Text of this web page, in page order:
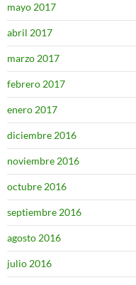
mayo 2017
abril 2017
marzo 2017
febrero 2017
enero 2017
diciembre 2016
noviembre 2016
octubre 2016
septiembre 2016
agosto 2016
julio 2016